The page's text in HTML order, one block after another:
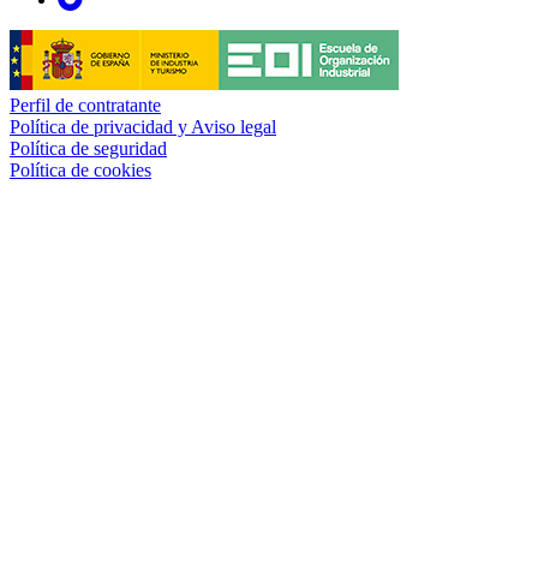
Perfil de contratante
Política de privacidad y Aviso legal
Política de seguridad
Política de cookies